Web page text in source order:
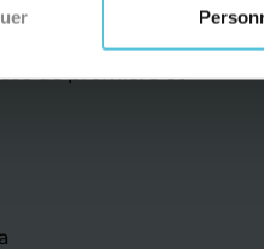
Sciences
de première et